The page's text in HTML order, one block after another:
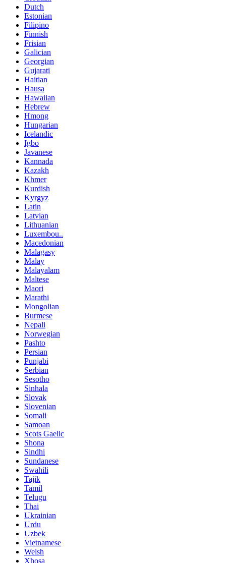
Dutch
Estonian
Filipino
Finnish
Frisian
Galician
Georgian
Gujarati
Haitian
Hausa
Hawaiian
Hebrew
Hmong
Hungarian
Icelandic
Igbo
Javanese
Kannada
Kazakh
Khmer
Kurdish
Kyrgyz
Latin
Latvian
Lithuanian
Luxembou..
Macedonian
Malagasy
Malay
Malayalam
Maltese
Maori
Marathi
Mongolian
Burmese
Nepali
Norwegian
Pashto
Persian
Punjabi
Serbian
Sesotho
Sinhala
Slovak
Slovenian
Somali
Samoan
Scots Gaelic
Shona
Sindhi
Sundanese
Swahili
Tajik
Tamil
Telugu
Thai
Ukrainian
Urdu
Uzbek
Vietnamese
Welsh
Xhosa